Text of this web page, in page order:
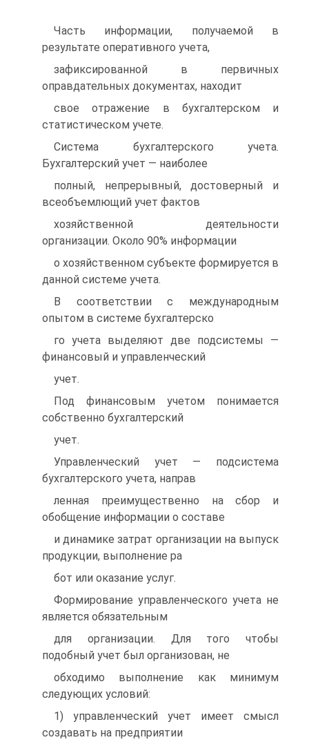
Часть информации, получаемой в
результате оперативного учета,
зафиксированной в первичных
оправдательных документах, находит
свое отражение в бухгалтерском и
статистическом учете.
Система бухгалтерского учета.
Бухгалтерский учет — наиболее
полный, непрерывный, достоверный и
всеобъемлющий учет фактов
хозяйственной деятельности
организации. Около 90% информации
о хозяйственном субъекте формируется в
данной системе учета.
В соответствии с международным
опытом в системе бухгалтерско
го учета выделяют две подсистемы —
финансовый и управленческий
учет.
Под финансовым учетом понимается
собственно бухгалтерский
учет.
Управленческий учет — подсистема
бухгалтерского учета, направ
ленная преимущественно на сбор и
обобщение информации о составе
и динамике затрат организации на выпуск
продукции, выполнение ра
бот или оказание услуг.
Формирование управленческого учета не
является обязательным
для организации. Для того чтобы
подобный учет был организован, не
обходимо выполнение как минимум
следующих условий:
1) управленческий учет имеет смысл
создавать на предприятии